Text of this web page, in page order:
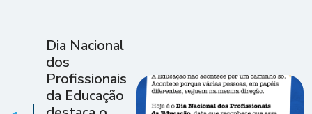
Dia Nacional
dos
Profissionais
da Educação